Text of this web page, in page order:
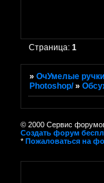
Страница:1
»ОчУмелые
Photoshop/ »
© 2000 Сервис
Создать форум
* Пожаловаться на